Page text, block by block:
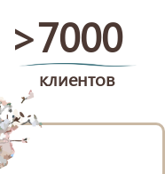
>7000
клиентов